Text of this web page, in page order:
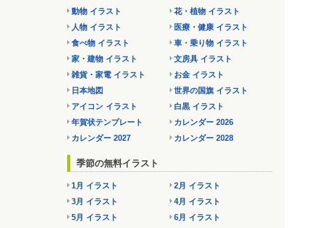
動物 イラスト
花・植物 イラスト
人物 イラスト
医療・健康 イラスト
食べ物 イラスト
車・乗り物 イラスト
家・建物 イラスト
文房具 イラスト
雑貨・家電 イラスト
お金 イラスト
日本地図
世界の国旗 イラスト
アイコン イラスト
白黒 イラスト
年賀状テンプレート
カレンダー 2026
カレンダー 2027
カレンダー 2028
季節の無料イラスト
1月 イラスト
2月 イラスト
3月 イラスト
4月 イラスト
5月 イラスト
6月 イラスト